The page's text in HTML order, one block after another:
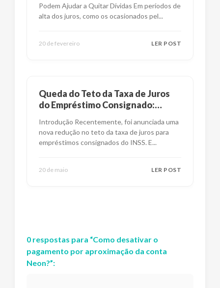
Podem Ajudar a Quitar Dívidas Em períodos de
alta dos juros, como os ocasionados pel...
20 de fevereiro LER POST
Queda do Teto da Taxa de Juros
do Empréstimo Consignado:
Introdução Recentemente, foi anunciada uma
nova redução no teto da taxa de juros para
empréstimos consignados do INSS. E...
20 de maio LER POST
0 respostas para “Como desativar o
pagamento por aproximação da conta
Neon?”: